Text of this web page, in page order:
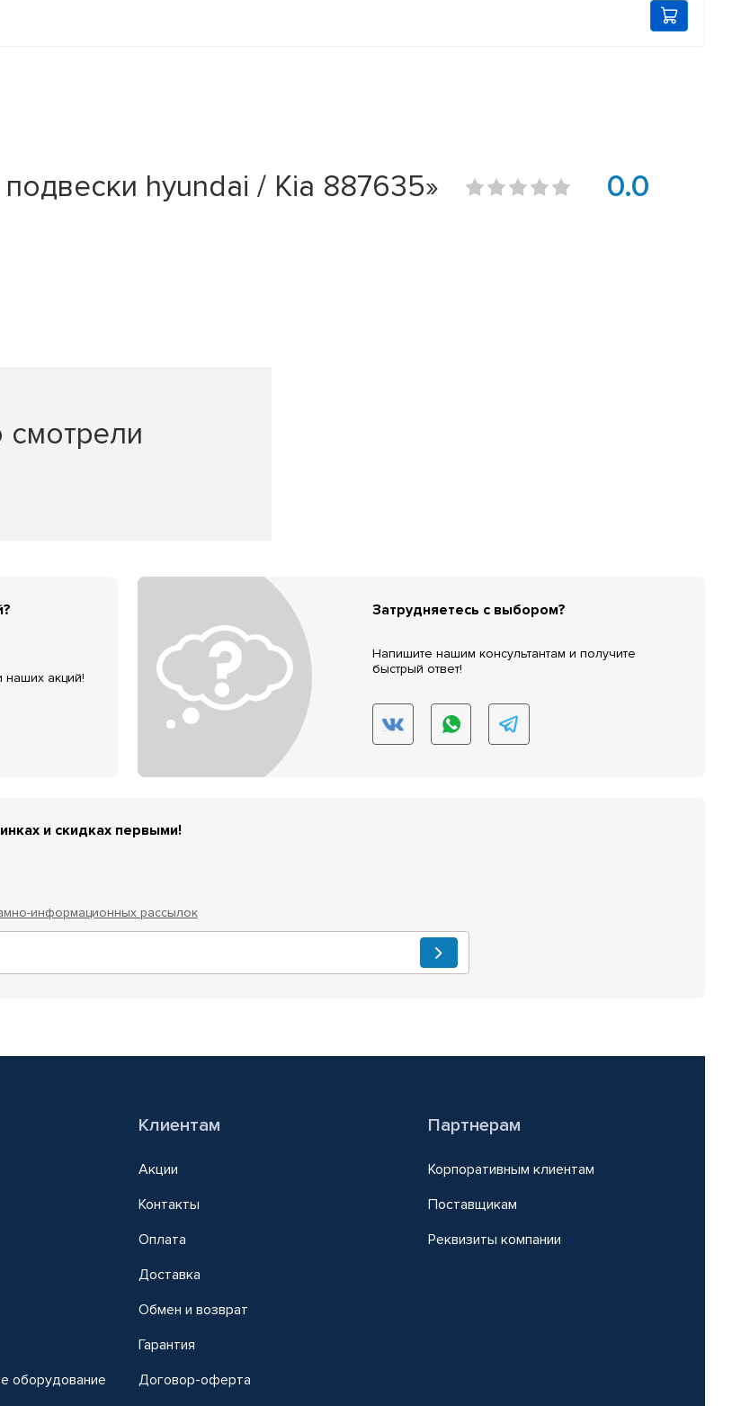
hyundai / Kia 887635» 0.0
наших акций!
Затрудняетесь с выбором?
Напишите нашим консультантам и получите
быстрый ответ!
и скидках первыми!
информационных рассылок
оборудование
Клиентам
Акции
Контакты
Оплата
Доставка
Обмен и возврат
Гарантия
Договор-оферта
Партнерам
Корпоративным клиентам
Поставщикам
Реквизиты компании